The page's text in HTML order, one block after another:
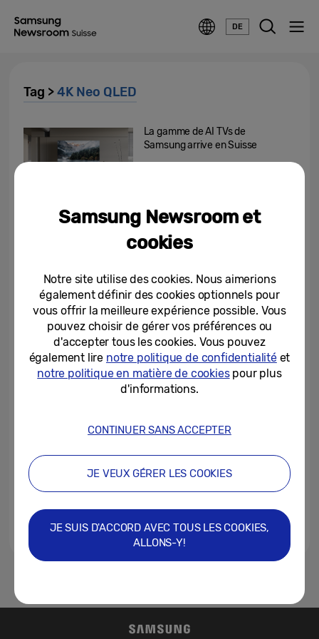
DE
Tag >4K Neo QLED
La gamme de AI TVs de
Samsung arrive en Suisse
L’amour au premier regard
Événement Unbox & Discover
2023 : Samsung présente sa
gamme de téléviseurs et de...
06/04/2023
Samsung lance sa nouvelle
gamme de téléviseurs en Suisse
13/03/2023
Le noir selon Samsung: la série
Neo QLED redéfinit le contraste
07/03/2022
Samsung Newsroom et
cookies
Notre site utilise des cookies. Nous aimerions
également définir des cookies optionnels pour
vous offrir la meilleure expérience possible. Vous
pouvez choisir de gérer vos préférences ou
d'accepter tous les cookies. Vous pouvez
également lire notre politique de confidentialitéet
notre politique en matière de cookiespour plus
d'informations.
CONTINUER SANS ACCEPTER
JE VEUX GÉRER LES COOKIES
JE SUIS D'ACCORD AVEC TOUS LES COOKIES,
ALLONS-Y!